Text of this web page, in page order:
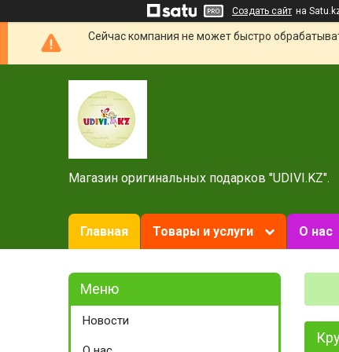
Создать сайт на
Сейчас компания не может быстро
Магазин оригинальных подарков "UDIVI.KZ".
Главная Товары и услуги О нас
Новости